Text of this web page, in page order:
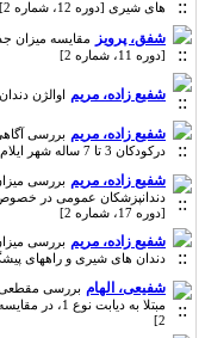
های شیری [دوره 12، شماره 2]
شفق، پرویز مقایسه میزان
[دوره 11، شماره 2]
شفیع زاده، مریم اوالژن دندان
شفیع زاده، مریم بررسی آگاهی
درکودکان 3 تا 7 ساله شهر ایلام در سال 1399 [دوره 17، شماره 1]
شفیع زاده، مریم بررسی میزان
[دوره 17، شماره 2]
شفیع زاده، مریم
دندان های شیری و راههای پیشگیری از آن در
شفیعی، الهام
2]